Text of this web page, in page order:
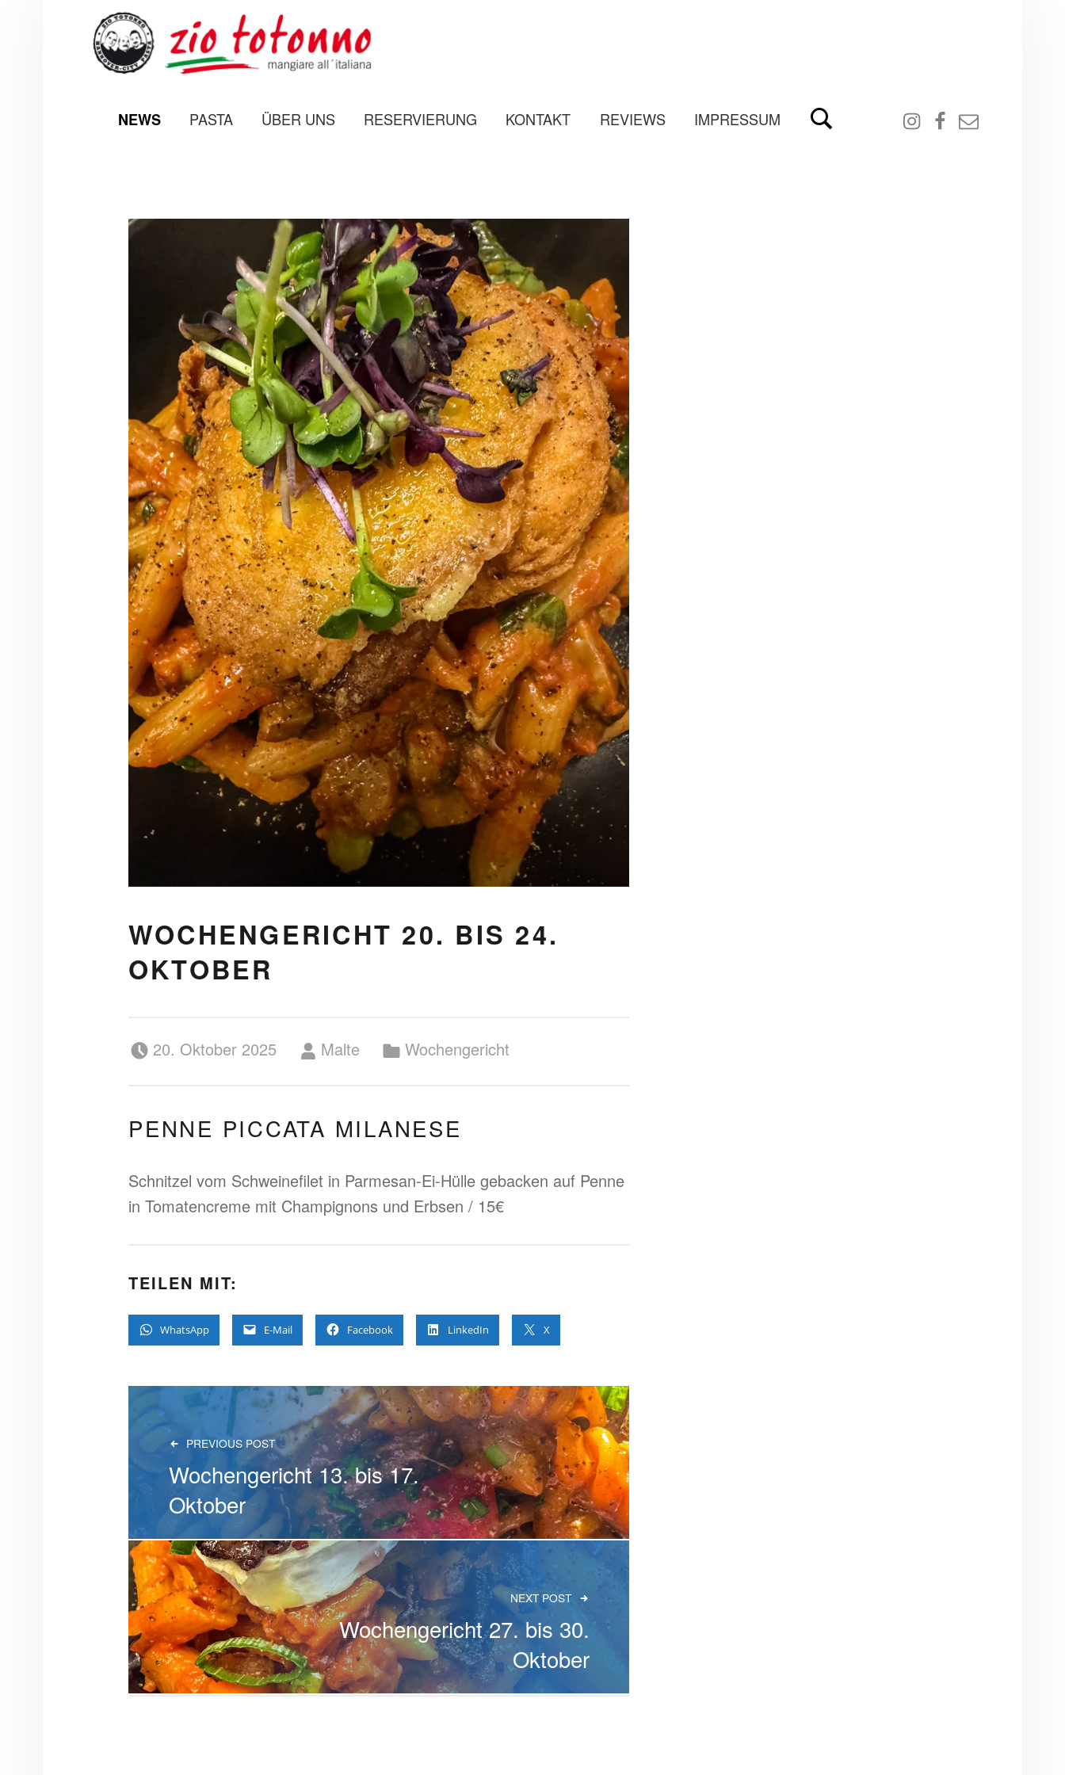
T
O
N
N
O
PRIMARY MENU
NEWS PASTA ÜBER UNS RESERVIERUNG KONTAKT REVIEWS IMPRESSUM
WOCHENGERICHT 20. BIS 24.
OKTOBER
20. Oktober 2025 Malte Wochengericht
PENNE PICCATA MILANESE
Schnitzel vom Schweinefilet in Parmesan-Ei-Hülle gebacken auf Penne
in Tomatencreme mit Champignons und Erbsen / 15€
TEILEN MIT:
WhatsApp E-Mail Facebook LinkedIn X
BEITRAGS-NAVIGATION
PREVIOUS POST
Wochengericht 13. bis 17.
Oktober
NEXT POST
Wochengericht 27. bis 30.
Oktober